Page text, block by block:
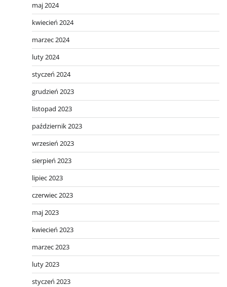
maj 2024
kwiecień 2024
marzec 2024
luty 2024
styczeń 2024
grudzień 2023
listopad 2023
październik 2023
wrzesień 2023
sierpień 2023
lipiec 2023
czerwiec 2023
maj 2023
kwiecień 2023
marzec 2023
luty 2023
styczeń 2023